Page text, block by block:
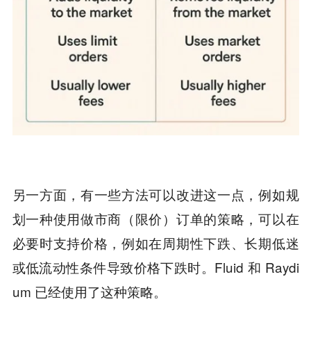
另一方面，有一些方法可以改进这一点，例如规
划一种使用做市商（限价）订单的策略，可以在
必要时支持价格，例如在周期性下跌、长期低迷
或低流动性条件导致价格下跌时。Fluid 和 Raydi
um 已经使用了这种策略。